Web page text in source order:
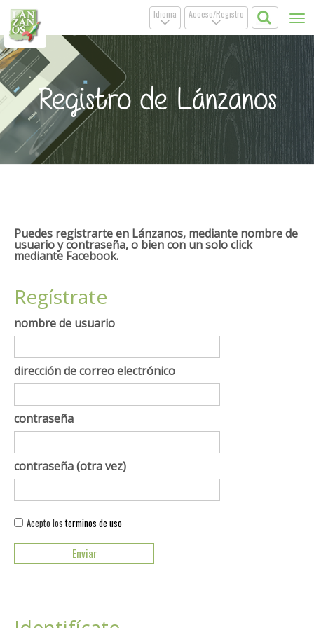
Acceso/Registro
.
Idioma
.
Registro de Lánzanos
Puedes registrarte en Lánzanos, mediante nombre de
usuario y contraseña, o bien con un solo click
mediante Facebook.
Regístrate
nombre de usuario
dirección de correo electrónico
contraseña
contraseña (otra vez)
Acepto los terminos de uso